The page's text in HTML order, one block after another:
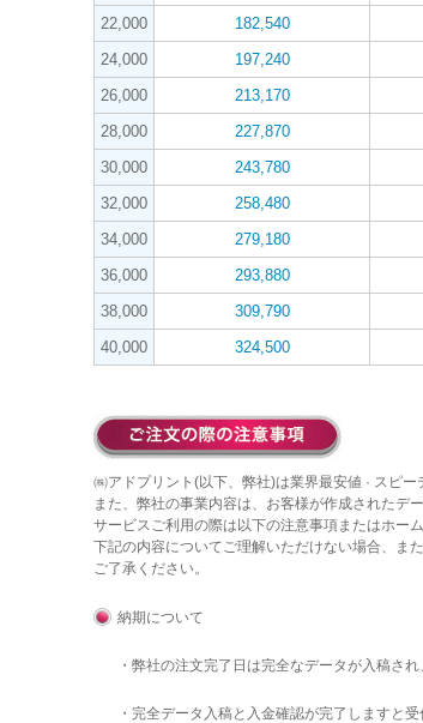
22,000
182,540
24,000
197,240
26,000
213,170
28,000
227,870
30,000
243,780
32,000
258,480
34,000
279,180
36,000
293,880
38,000
309,790
40,000
324,500
㈱アドプリント(以下、弊社)は業界最安値 · スピ
また、弊社の事業内容は、お客様が作成されたデ
サービスご利用の際は以下の注意事項またはホー
下記の内容についてご理解いただけない場合、ま
ご了承ください。
納期について
・弊社の注文完了日は完全なデータが入稿さ
・完全データ入稿と入金確認が完了しますと